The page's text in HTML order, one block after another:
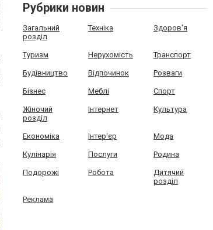
Рубрики новин
Загальний
розділ
Техніка Здоров'я
Туризм Нерухомість Транспорт
Будівництво Відпочинок Розваги
Бізнес Меблі Спорт
Жіночий
розділ
Інтернет Культура
Економіка Інтер'єр Мода
Кулінарія Послуги Родина
Подорожі Робота
Дитячий
розділ
Реклама